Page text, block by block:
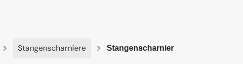
Stangenscharniere Stangenscharnier